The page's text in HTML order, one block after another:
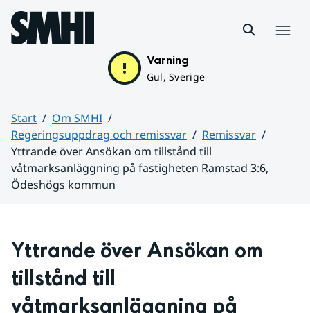
Hoppa till sidans innehåll
Varning
Gul, Sverige
Start
Om SMHI
Regeringsuppdrag och remissvar
Remissvar
Yttrande över Ansökan om tillstånd till
våtmarksanläggning på fastigheten Ramstad 3:6,
Ödeshögs kommun
Yttrande över Ansökan om
tillstånd till
våtmarksanläggning på